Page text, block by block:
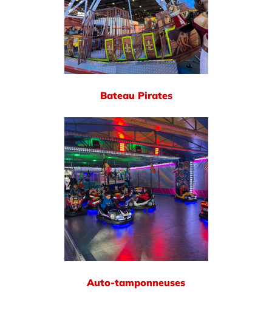
Bateau Pirates
Auto-tamponneuses